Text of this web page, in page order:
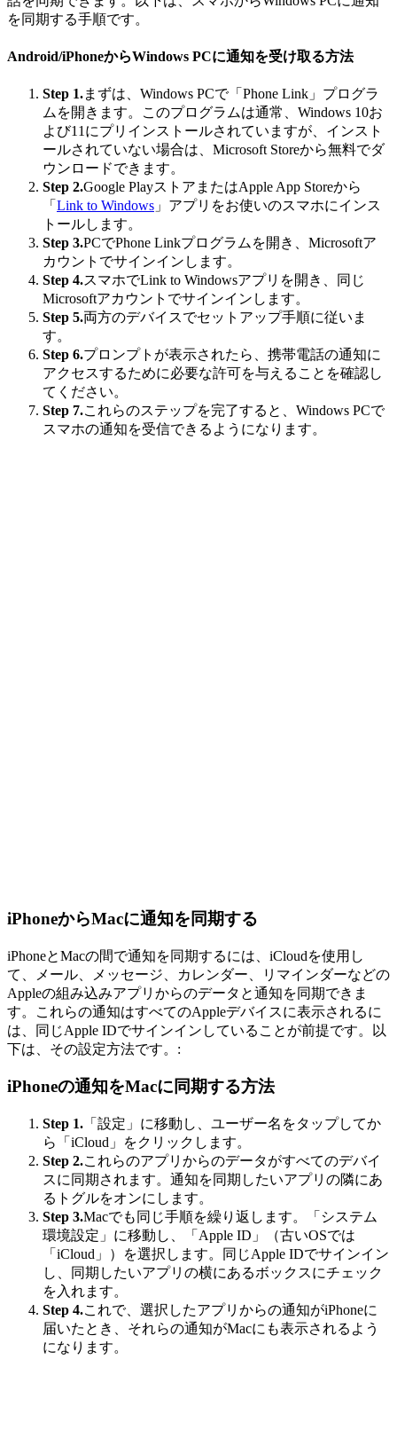
を同期する手順です。
Android/iPhoneからWindows PCに通知を受け取る方法
Step 1.まずは、Windows PCで「Phone Link」プログラ
ムを開きます。このプログラムは通常、Windows 10お
よび11にプリインストールされていますが、インスト
ールされていない場合は、Microsoft Storeから無料でダ
ウンロードできます。
Step 2.Google PlayストアまたはApple App Storeから
「 Link to Windows 」アプリをお使いのスマホにインス
トールします。
Step 3.PCでPhone Linkプログラムを開き、Microsoftア
カウントでサインインします。
Step 4.スマホでLink to Windowsアプリを開き、同じ
Microsoftアカウントでサインインします。
Step 5.両方のデバイスでセットアップ手順に従いま
す。
Step 6.プロンプトが表示されたら、携帯電話の通知に
アクセスするために必要な許可を与えることを確認し
てください。
Step 7.これらのステップを完了すると、Windows PCで
スマホの通知を受信できるようになります。
iPhoneからMacに通知を同期する
iPhoneとMacの間で通知を同期するには、iCloudを使用し
て、メール、メッセージ、カレンダー、リマインダーなどの
Appleの組み込みアプリからのデータと通知を同期できま
す。これらの通知はすべてのAppleデバイスに表示されるに
は、同じApple IDでサインインしていることが前提です。以
下は、その設定方法です。:
iPhoneの通知をMacに同期する方法
Step 1. 「設定」に移動し、ユーザー名をタップしてか
ら「iCloud」をクリックします。
Step 2.これらのアプリからのデータがすべてのデバイ
スに同期されます。通知を同期したいアプリの隣にあ
るトグルをオンにします。
Step 3.Macでも同じ手順を繰り返します。「システム
環境設定」に移動し、「Apple ID」（古いOSでは
「iCloud」）を選択します。同じApple IDでサインイン
し、同期したいアプリの横にあるボックスにチェック
を入れます。
Step 4.これで、選択したアプリからの通知がiPhoneに
届いたとき、それらの通知がMacにも表示されるよう
になります。